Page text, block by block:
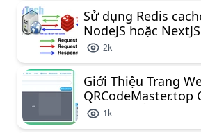
Sử dụng Redis
NodeJS hoặc
2k
Giới Thiệu Trang
QRCodeMaster.top
Mã QR Miễn Phí
1k